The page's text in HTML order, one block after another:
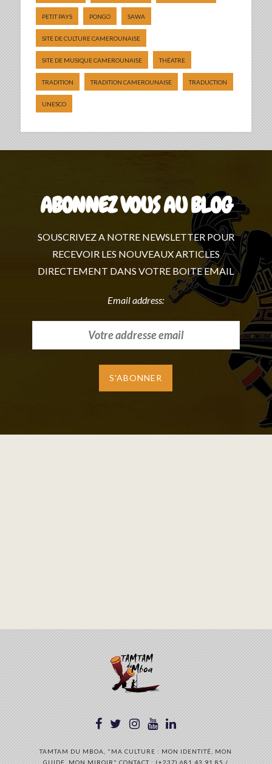
PETIT PAYS PONGO SAWA
SITE DE CULTURE CAMEROUNAISE
SITE DE MUSIQUE CAMEROUNAISE THÉATRE
TRADITION TRADITION CAMEROUNAISE TRADUCTION
UNESCO
ABONNEZ VOUS AU BLOG
SOUSCRIVEZ A NOTRE NEWSLETTER POUR
RECEVOIR LES NOUVEAUX ARTICLES
DIRECTEMENT DANS VOTRE BOITE EMAIL
Email address:
TAMTAM DU MBOA, "MA CULTURE : MON IDENTITÉ, MON
GUIDE, MON MIROIR" CONTACT : (+237) 681 43 91 85 /